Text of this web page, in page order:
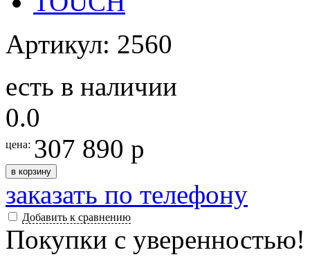
Артикул: 2560
есть в наличии
0.0
цена: 307 890 р
в корзину
заказать по телефону
Добавить к сравнению
Покупки с уверенностью!